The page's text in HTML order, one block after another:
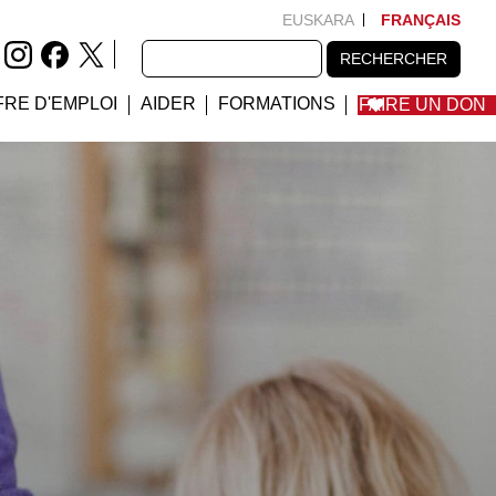
EUSKARA FRANÇAIS
RECHERCHER RECHERCHER
D'EMPLOI AIDER FORMATIONS FAIRE UN DON